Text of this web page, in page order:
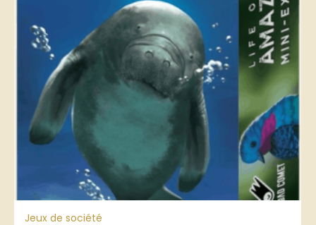
Jeux de société